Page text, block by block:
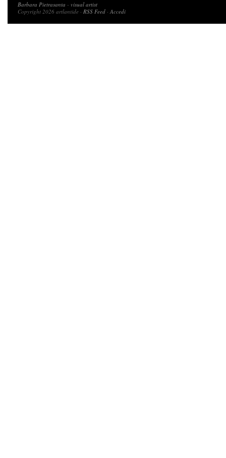
Barbara Pietrasanta - visual artist
Copyright 2026 artlantide · RSS Feed ·Accedi